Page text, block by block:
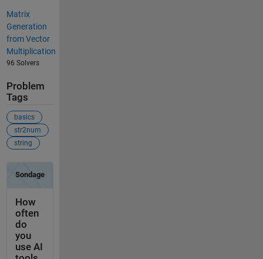
Matrix
Generation
from Vector
Multiplication
96 Solvers
Problem
Tags
basics
str2num
string